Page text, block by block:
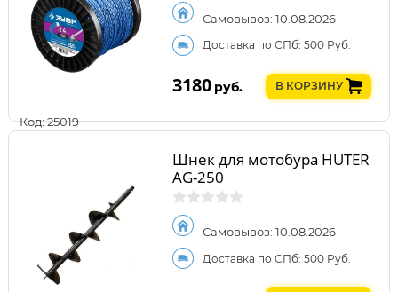
Код: 25019
Самовывоз: 10.08.2026
Доставка по СПб: 500 Руб.
3180 руб. В КОРЗИНУ
Шнек для мотобура HUTER
AG-250
Самовывоз: 10.08.2026
Доставка по СПб: 500 Руб.